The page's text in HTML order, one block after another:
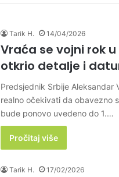
Tarik H. 14/04/2026
Vraća se vojni rok u
otkrio detalje i
Predsjednik Srbije Aleksandar
realno očekivati da obavezno
bude ponovo uvedeno do 1.…
Pročitaj više
Tarik H. 17/02/2026